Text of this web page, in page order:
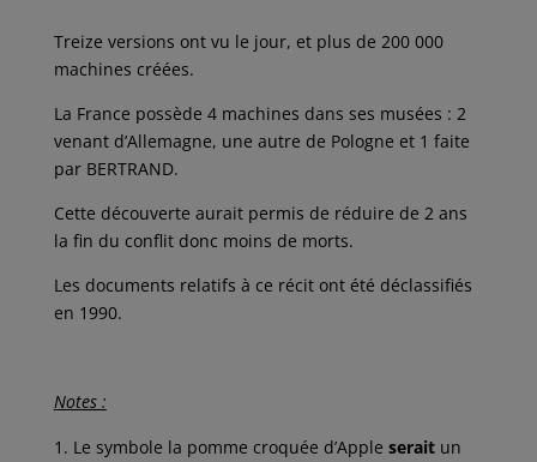
Treize versions ont vu le jour, et plus de 200 000
machines créées.
La France possède 4 machines dans ses musées : 2
venant d’Allemagne, une autre de Pologne et 1 faite
par BERTRAND.
Cette découverte aurait permis de réduire de 2 ans
la fin du conflit donc moins de morts.
Les documents relatifs à ce récit ont été déclassifiés
en 1990.
Notes :
Le symbole la pomme croquée d’Apple seraitun